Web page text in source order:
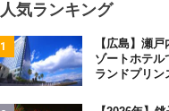
人気ランキング
【広島】瀬
ゾートホテル
ランドプリン
ジュアルパ